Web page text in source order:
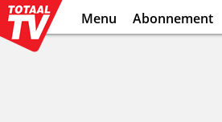
Menu Abonnement